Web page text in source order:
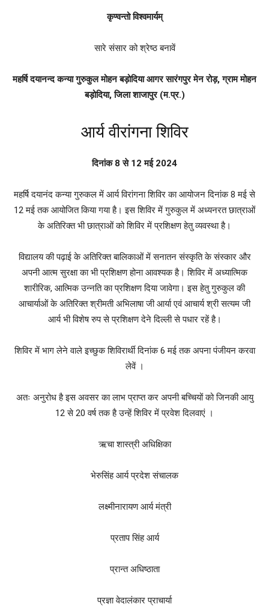
कृण्वन्तो विश्वमार्यम्
सारे संसार को श्रेष्ठ बनावें
महर्षि दयानन्द कन्या गुरुकुल मोहन बड़ोदिया आगर सारंगपुर मेन रोड़, ग्राम मोहन
बड़ोदिया, जिला शाजापुर (म.प्र.)
आर्य वीरांगना शिविर
दिनांक 8 से 12 मई 2024
महर्षि दयानंद कन्या गुरुकल में आर्य विरांगना शिविर का आयोजन दिनांक 8 मई से
12 मई तक आयोजित किया गया है। इस शिविर में गुरुकुल में अध्यनरत छात्राओं
के अतिरिक्त भी छात्राओं को शिविर में प्रशिक्षण हेतु व्यवस्था है।
विद्यालय की पढ़ाई के अतिरिक्त बालिकाओं में सनातन संस्कृति के संस्कार और
अपनी आत्म सुरक्षा का भी प्रशिक्षण होना आवश्यक है। शिविर में अध्यात्मिक
शारीरिक, आत्मिक उन्नति का प्रशिक्षण दिया जावेगा। इस हेतु गुरुकुल की
आचार्याओं के अतिरिक्त श्रीमती अभिलाषा जी आर्या एवं आचार्य श्री सत्यम जी
आर्य भी विशेष रुप से प्रशिक्षण देने दिल्ली से पधार रहें है।
शिविर में भाग लेने वाले इच्छुक शिविरार्थी दिनांक 6 मई तक अपना पंजीयन करवा
लेवें ।
अतः अनुरोध है इस अवसर का लाभ प्राप्त कर अपनी बच्चियों को जिनकी आयु
12 से 20 वर्ष तक है उन्हें शिविर में प्रवेश दिलवाएं ।
ऋचा शास्त्री अधिक्षिका
भेरुसिंह आर्य प्रदेश संचालक
लक्ष्मीनारायण आर्य मंत्री
प्रताप सिंह आर्य
प्रान्त अधिष्ठाता
प्रज्ञा वेदालंकार प्राचार्या